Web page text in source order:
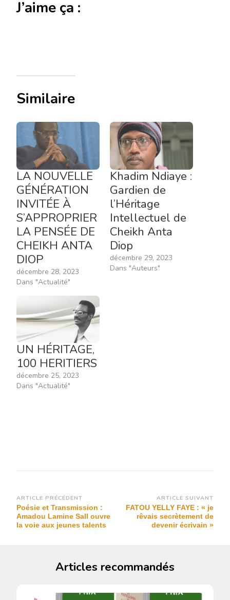
J’aime ça :
Similaire
LA NOUVELLE
GÉNÉRATION
INVITÉE À
S’APPROPRIER
LA PENSÉE DE
CHEIKH ANTA
DIOP
décembre 28, 2023
Dans "Actualité"
Khadim Ndiaye :
Gardien de
l’Héritage
Intellectuel de
Cheikh Anta
Diop
décembre 29, 2023
Dans "Auteurs"
UN HÉRITAGE,
100 HERITIERS
décembre 25, 2023
Dans "Actualité"
Navigation
d’article
ARTICLE PRÉCÉDENT
Poésie et Transmission :
Amadou Lamine Sall ouvre
la voie aux jeunes talents
ARTICLE SUIVANT
FATOU YELLY FAYE : « je
rêvais secrètement de
devenir écrivain »
Articles recommandés